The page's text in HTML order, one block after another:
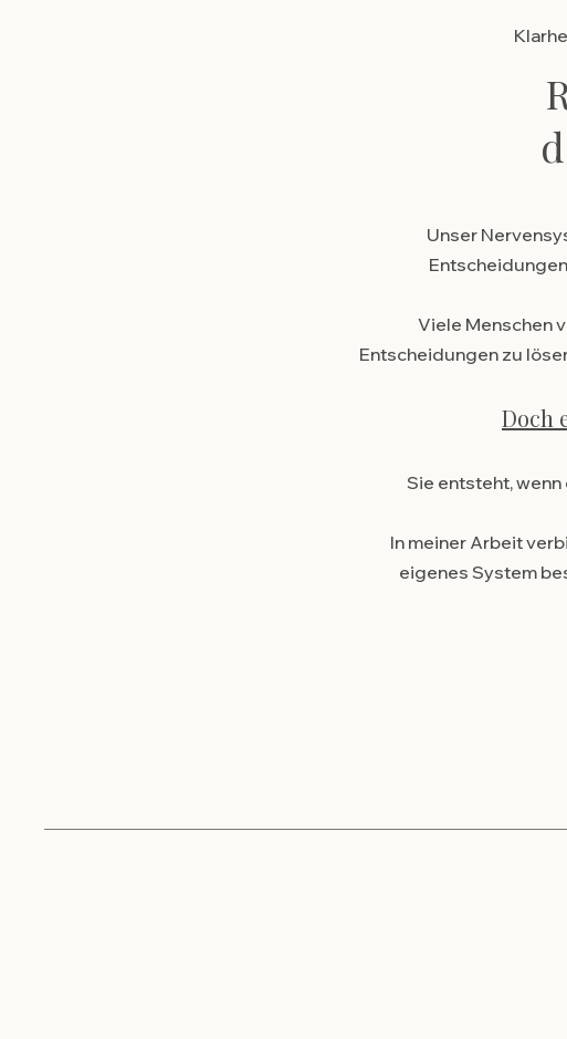
Unser
Viele Menschen
Entscheidungen zu
Doch
Sie entsteht,
In meiner Arbeit
eigenes System